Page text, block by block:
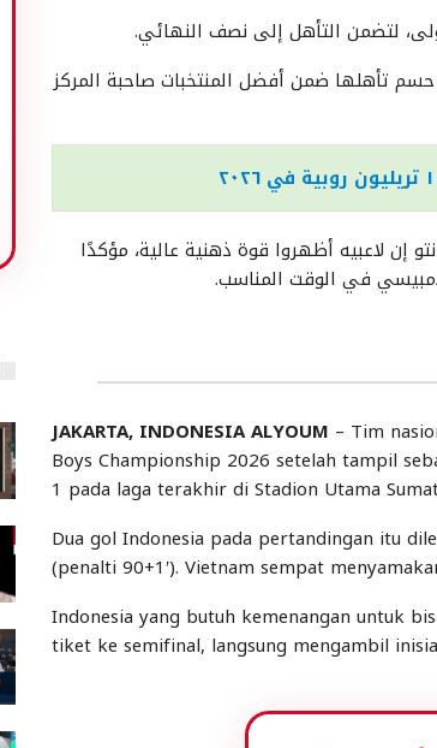
الثاني برصيد ٦ نقاط، مع انتظار حسم تأهلها ضمن أفضل المنتخبات صاحبة المركز
الإندونيسي تحت ١٩ عامًا نوفا أريانتو إن لاعبيه أظهروا قوة ذهنية عالية، مؤكدًا
في الوقت المناسب.
JAKARTA, INDONESIA ALYOUM – Tim
Boys Championship 2026 setelah tampil
1 pada laga terakhir di Stadion Utama
Dua gol Indonesia pada pertandingan itu
(penalti 90+1′). Vietnam sempat
Indonesia yang butuh kemenangan untuk
tiket ke semifinal, langsung mengambil